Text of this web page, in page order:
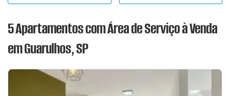
5 Apartamentos com Área de Serviço à Venda
em Guarulhos, SP